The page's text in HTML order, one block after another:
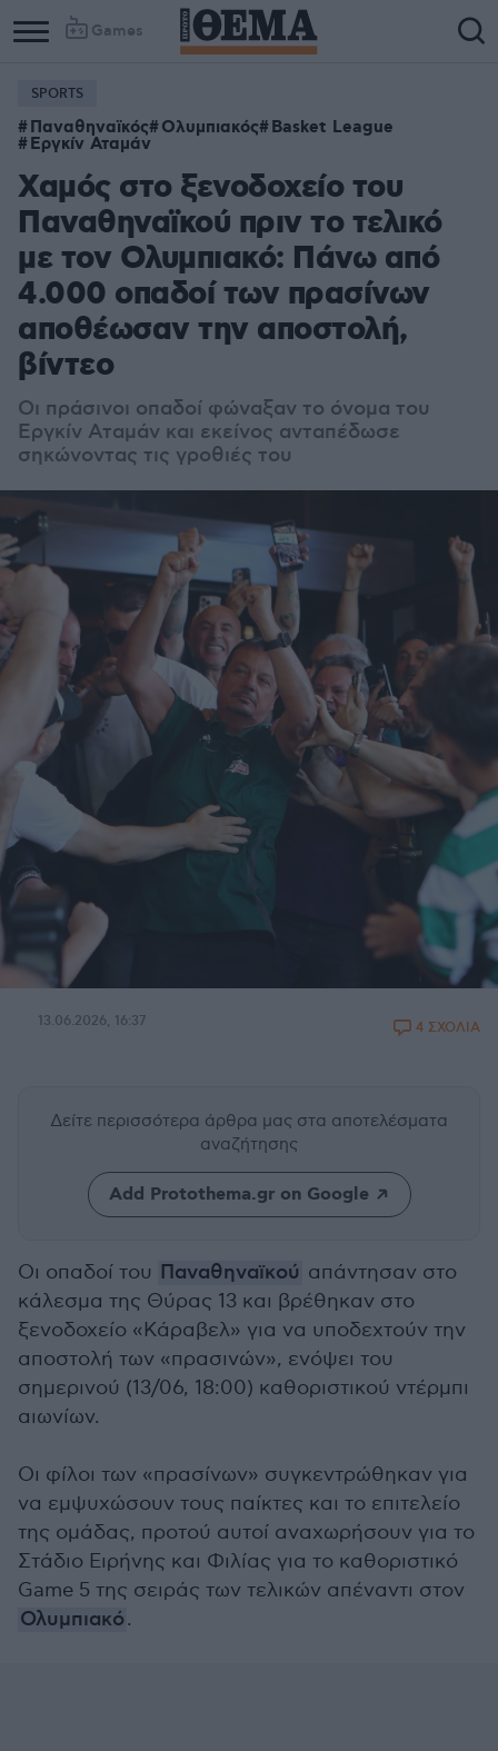
Games
SPORTS
Παναθηναϊκός Ολυμπιακός Basket League
Εργκίν Αταμάν
Χαμός στο ξενοδοχείο του
Παναθηναϊκού πριν το τελικό
με τον Ολυμπιακό: Πάνω από
4.000 οπαδοί των πρασίνων
αποθέωσαν την αποστολή,
βίντεο
Οι πράσινοι οπαδοί φώναξαν το όνομα του
Εργκίν Αταμάν και εκείνος ανταπέδωσε
σηκώνοντας τις γροθιές του
13.06.2026, 16:37 4 ΣΧΟΛΙΑ
Δείτε περισσότερα άρθρα μας στα αποτελέσματα
αναζήτησης
Add Protothema.gr on Google
Οι οπαδοί του Παναθηναϊκού απάντησαν στο
κάλεσμα της Θύρας 13 και βρέθηκαν στο
ξενοδοχείο «Κάραβελ» για να υποδεχτούν την
αποστολή των «πρασινών», ενόψει του
σημερινού (13/06, 18:00) καθοριστικού ντέρμπι
αιωνίων.
Οι φίλοι των «πρασίνων» συγκεντρώθηκαν για
να εμψυχώσουν τους παίκτες και το επιτελείο
της ομάδας, προτού αυτοί αναχωρήσουν για το
Στάδιο Ειρήνης και Φιλίας για το καθοριστικό
Game 5 της σειράς των τελικών απέναντι στον
Ολυμπιακό.